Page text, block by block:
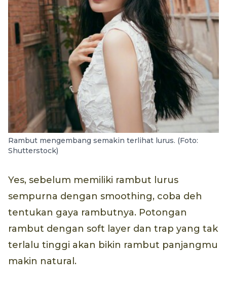
Rambut mengembang semakin terlihat lurus. (Foto:
Shutterstock)
Yes, sebelum memiliki rambut lurus
sempurna dengan smoothing, coba deh
tentukan gaya rambutnya. Potongan
rambut dengan soft layer dan trap yang tak
terlalu tinggi akan bikin rambut panjangmu
makin natural.